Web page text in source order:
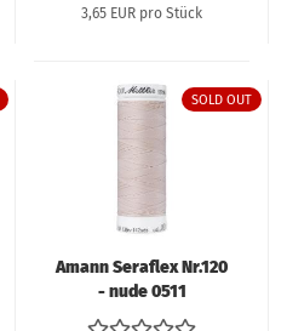
3,65 EUR pro Stück
SOLD OUT
Amann Seraflex Nr.120
- nude 0511